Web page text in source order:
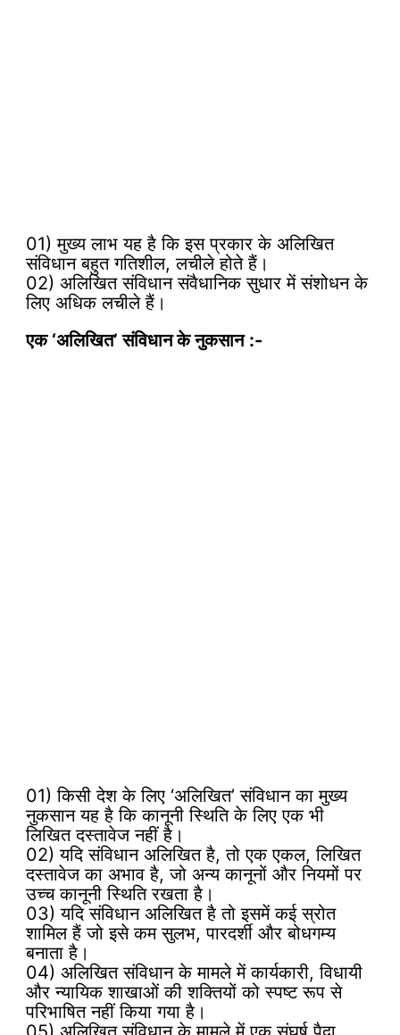
01) मुख्य लाभ यह है कि इस प्रकार के अलिखित
संविधान बहुत गतिशील, लचीले होते हैं।
02) अलिखित संविधान संवैधानिक सुधार में संशोधन के
लिए अधिक लचीले हैं।
एक ‘अलिखित’ संविधान केनुकसान :-
01) किसी देश के लिए ‘अलिखित’ संविधान का मुख्य
नुकसान यह है कि कानूनी स्थिति के लिए एक भी
लिखित दस्तावेज नहीं है।
02) यदि संविधान अलिखित है, तो एक एकल, लिखित
दस्तावेज का अभाव है, जो अन्य कानूनों और नियमों पर
उच्च कानूनी स्थिति रखता है।
03) यदि संविधान अलिखित है तो इसमें कई स्रोत
शामिल हैं जो इसे कम सुलभ, पारदर्शी और बोधगम्य
बनाता है।
04) अलिखित संविधान के मामले में कार्यकारी, विधायी
और न्यायिक शाखाओं की शक्तियों को स्पष्ट रूप से
परिभाषित नहीं किया गया है।